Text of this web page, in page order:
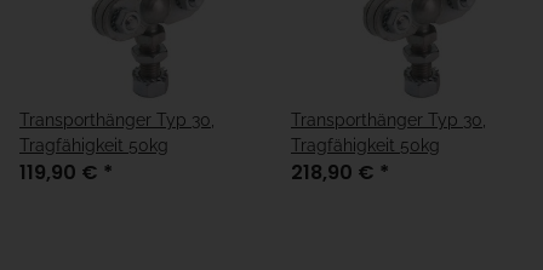
Transporthänger Typ 30,
Tragfähigkeit 50kg
119,90 € *
Transporthänger Typ 30,
Tragfähigkeit 50kg
218,90 € *